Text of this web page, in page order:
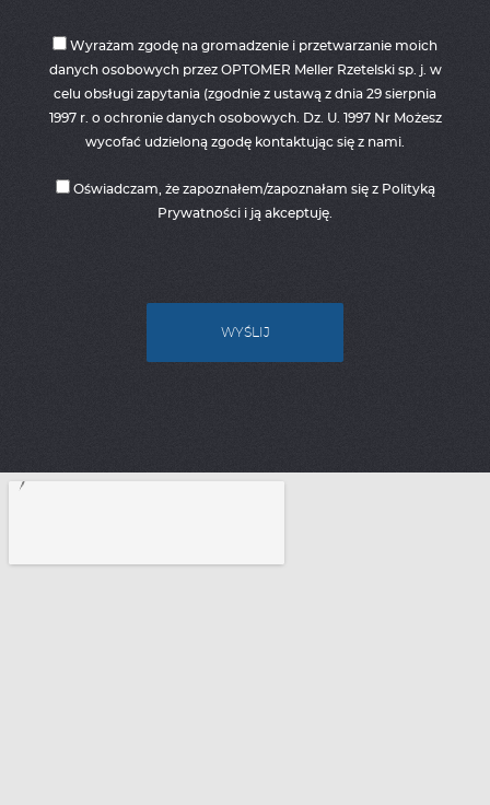
Wyrażam zgodę na gromadzenie i przetwarzanie moich
danych osobowych przez OPTOMER Meller Rzetelski sp. j. w
celu obsługi zapytania (zgodnie z ustawą z dnia 29 sierpnia
1997 r. o ochronie danych osobowych. Dz. U. 1997 Nr Możesz
wycofać udzieloną zgodę kontaktując się z nami.
Oświadczam, że zapoznałem/zapoznałam się z Polityką
Prywatności i ją akceptuję.